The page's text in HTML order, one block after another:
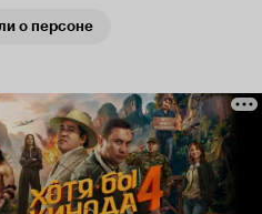
о персоне